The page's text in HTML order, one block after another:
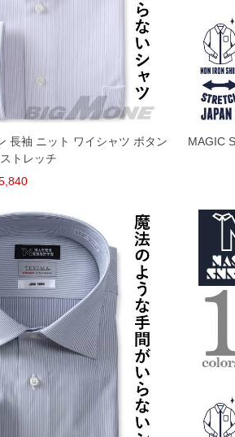
無料対象商品は1本につき税込6,000円以上の品
なります。）
がございます。
ますので、予めご了承下さい。
す。(例：裾にファスナーや調節ひもが付いて
ご連絡ください。
交換不可とさせて頂いております。予めご了承
長袖 ニット ワイシャツ ボタン
トレッチ
MAGIC